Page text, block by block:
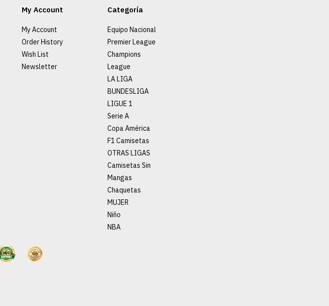
My Account
My Account
Order History
Wish List
Newsletter
Categoría
Equipo Nacional
Premier League
Champions
League
LA LIGA
BUNDESLIGA
LIGUE 1
Serie A
Copa América
F1 Camisetas
OTRAS LIGAS
Camisetas Sin
Mangas
Chaquetas
MUJER
Niño
NBA